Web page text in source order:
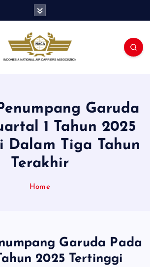
Garuda
1 Tahun 2025
Dalam Tiga Tahun
Terakhir
Home
Garuda Pada
2025 Tertinggi